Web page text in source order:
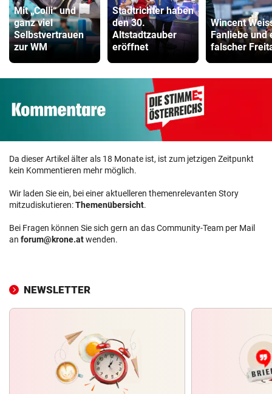
Mit „Colli“ und
ganz viel
Selbstvertrauen
zur WM
Stadtrichter haben
den 30.
Altstadtzauber
eröffnet
Wincent
Fanliebe und
falscher
Da dieser Artikel älter als 18 Monate ist, ist zum jetzigen Zeitpunkt
kein Kommentieren mehr möglich.
Wir laden Sie ein, bei einer aktuelleren themenrelevanten Story
mitzudiskutieren:Themenübersicht.
Bei Fragen können Sie sich gern an das Community-Team per Mail
an forum@krone.atwenden.
NEWSLETTER